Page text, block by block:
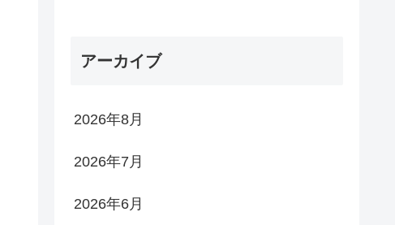
アーカイブ
2026年8月
2026年7月
2026年6月